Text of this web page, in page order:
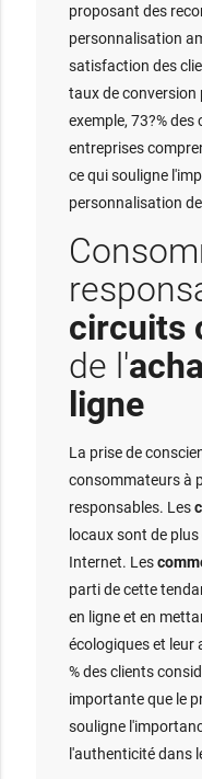
proposant des
personnalisation
satisfaction des
taux de conversion
exemple, 73?%
entreprises
ce qui souligne
personnalisation
circuits
de l'
ligne
La prise de
consommateurs à
responsables. Les
locaux sont de
Internet. Les
parti de cette
en ligne et en
écologiques et leur
% des clients
importante que le
souligne
l'authenticité dans